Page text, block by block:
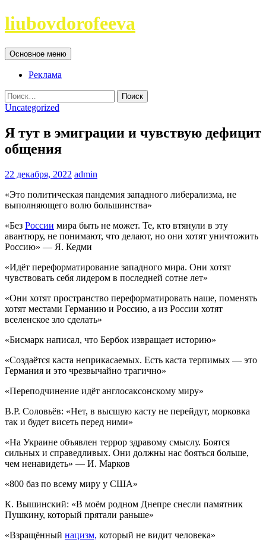
Перейти
к
liubovdorofeeva
Поиск
Основное меню
Реклама
Найти:
Uncategorized
Я тут в эмиграции и чувствую дефицит
общения
22 декабря, 2022 admin
«Это политическая пандемия западного либерализма, не
выполняющего волю большинства»
«Без России мира быть не может. Те, кто втянули в эту
авантюру, не понимают, что делают, но они хотят уничтожить
Россию» — Я. Кедми
«Идёт переформатирование западного мира. Они хотят
чувствовать себя лидером в последней сотне лет»
«Они хотят пространство переформатировать наше, поменять
хотят местами Германию и Россию, а из России хотят
вселенское зло сделать»
«Бисмарк написал, что Бербок извращает историю»
«Создаётся каста неприкасаемых. Есть каста терпимых — это
Германия и это чрезвычайно трагично»
«Переподчинение идёт англосаксонскому миру»
В.Р. Соловьёв: «Нет, в высшую касту не перейдут, морковка
так и будет висеть перед ними»
«На Украине объявлен террор здравому смыслу. Боятся
сильных и справедливых. Они должны нас бояться больше,
чем ненавидеть» — И. Марков
«800 баз по всему миру у США»
К. Вышинский: «В моём родном Днепре снесли памятник
Пушкину, который прятали раньше»
«Взращённый нацизм, который не видит человека»